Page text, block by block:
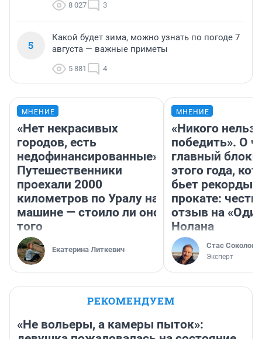
8 027 3
5
Какой будет зима, можно узнать по погоде 7
августа — важные приметы
5 881 4
МНЕНИЕ
«Нет некрасивых
городов, есть
недофинансированные».
Путешественники
проехали 2000
километров по Уралу на
машине — стоило ли оно
того
Екатерина Литкевич
МНЕНИЕ
«Никого нельзя
победить». О
главный
этого года,
бьет рекорды в
прокате:
отзыв на
Нолана
Стас Соколов
Эксперт
РЕКОМЕНДУЕМ
«Не вольеры, а камеры пыток»: